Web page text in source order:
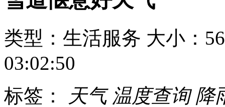
类型：生活服务 大小：
03:02:50
标签：
天气 温度查询 降